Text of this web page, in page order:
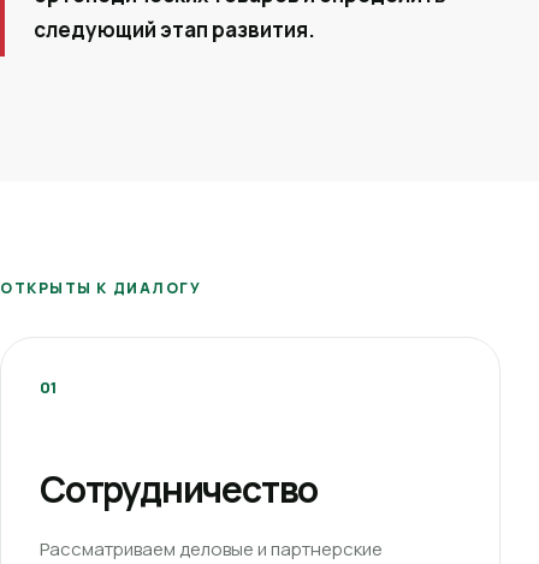
следующий этап развития.
ОТКРЫТЫ К ДИАЛОГУ
01
Сотрудничество
Рассматриваем деловые и партнерские